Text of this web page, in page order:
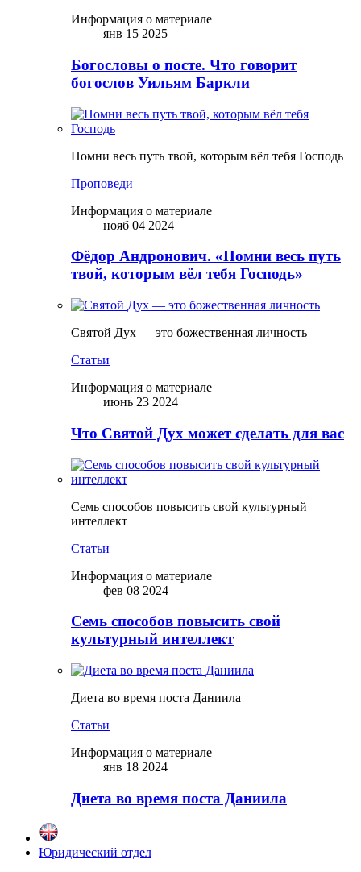
Информация о материале
янв 15 2025
Богословы о посте. Что говорит
богослов Уильям Баркли
Помни весь путь твой, которым вёл тебя Господь
Проповеди
Информация о материале
нояб 04 2024
Фёдор Андронович. «Помни весь путь
твой, которым вёл тебя Господь»
Святой Дух — это божественная личность
Статьи
Информация о материале
июнь 23 2024
Что Святой Дух может сделать для вас
Семь способов повысить свой культурный
интеллект
Статьи
Информация о материале
фев 08 2024
Семь способов повысить свой
культурный интеллект
Диета во время поста Даниила
Статьи
Информация о материале
янв 18 2024
Диета во время поста Даниила
Юридический отдел